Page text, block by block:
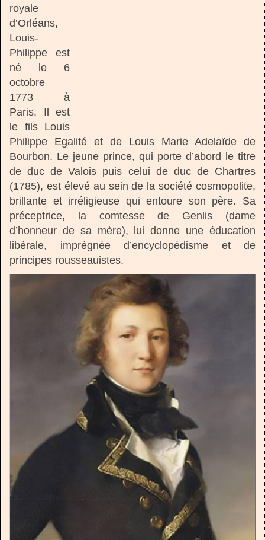
royale
d’Orléans,
Louis-
Philippe est
né le 6
octobre
1773 à
Paris. Il est
le fils Louis
Philippe Egalité et de Louis Marie Adelaïde de
Bourbon. Le jeune prince, qui porte d’abord le titre
de duc de Valois puis celui de duc de Chartres
(1785), est élevé au sein de la société cosmopolite,
brillante et irréligieuse qui entoure son père. Sa
préceptrice, la comtesse de Genlis (dame
d’honneur de sa mère), lui donne une éducation
libérale, imprégnée d’encyclopédisme et de
principes rousseauistes.